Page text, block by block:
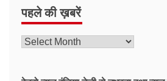
पहले की ख़बरें